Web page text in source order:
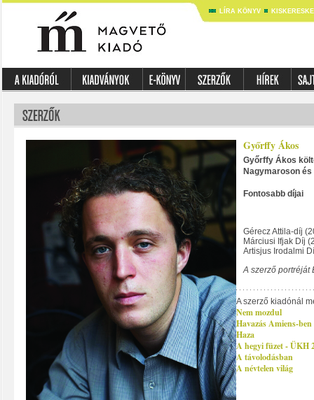
LÍRA KÖNYV
Győrffy Ákos
Győrffy Ákos
Nagymaroson
Fontosabb díjai
Gérecz Attila-díj
Márciusi Ifjak Díj
Artisjus Irodalmi
A szerző portréját
A szerző kiadónál
Nem mozdul
Havazás Amiens-ben
Haza
A hegyi füzet - ÜKH
A távolodásban
A névtelen világ